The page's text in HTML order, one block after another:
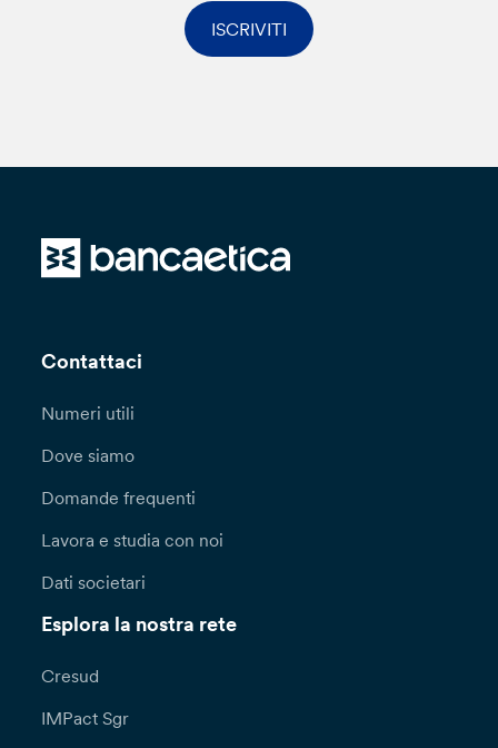
ISCRIVITI
Contattaci
Numeri utili
Dove siamo
Domande frequenti
Lavora e studia con noi
Dati societari
Esplora la nostra rete
Cresud
IMPact Sgr